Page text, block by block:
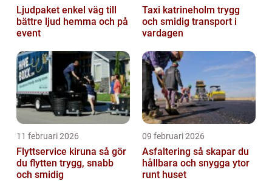
Ljudpaket enkel väg till
bättre ljud hemma och på
event
Taxi katrineholm trygg
och smidig transport i
vardagen
11 februari 2026
Flyttservice kiruna så gör
du flytten trygg, snabb
och smidig
09 februari 2026
Asfaltering så skapar du
hållbara och snygga ytor
runt huset